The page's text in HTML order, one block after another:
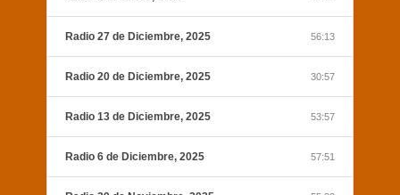
Radio 27 de Diciembre, 2025 56:13
Radio 20 de Diciembre, 2025 30:57
Radio 13 de Diciembre, 2025 53:57
Radio 6 de Diciembre, 2025 57:51